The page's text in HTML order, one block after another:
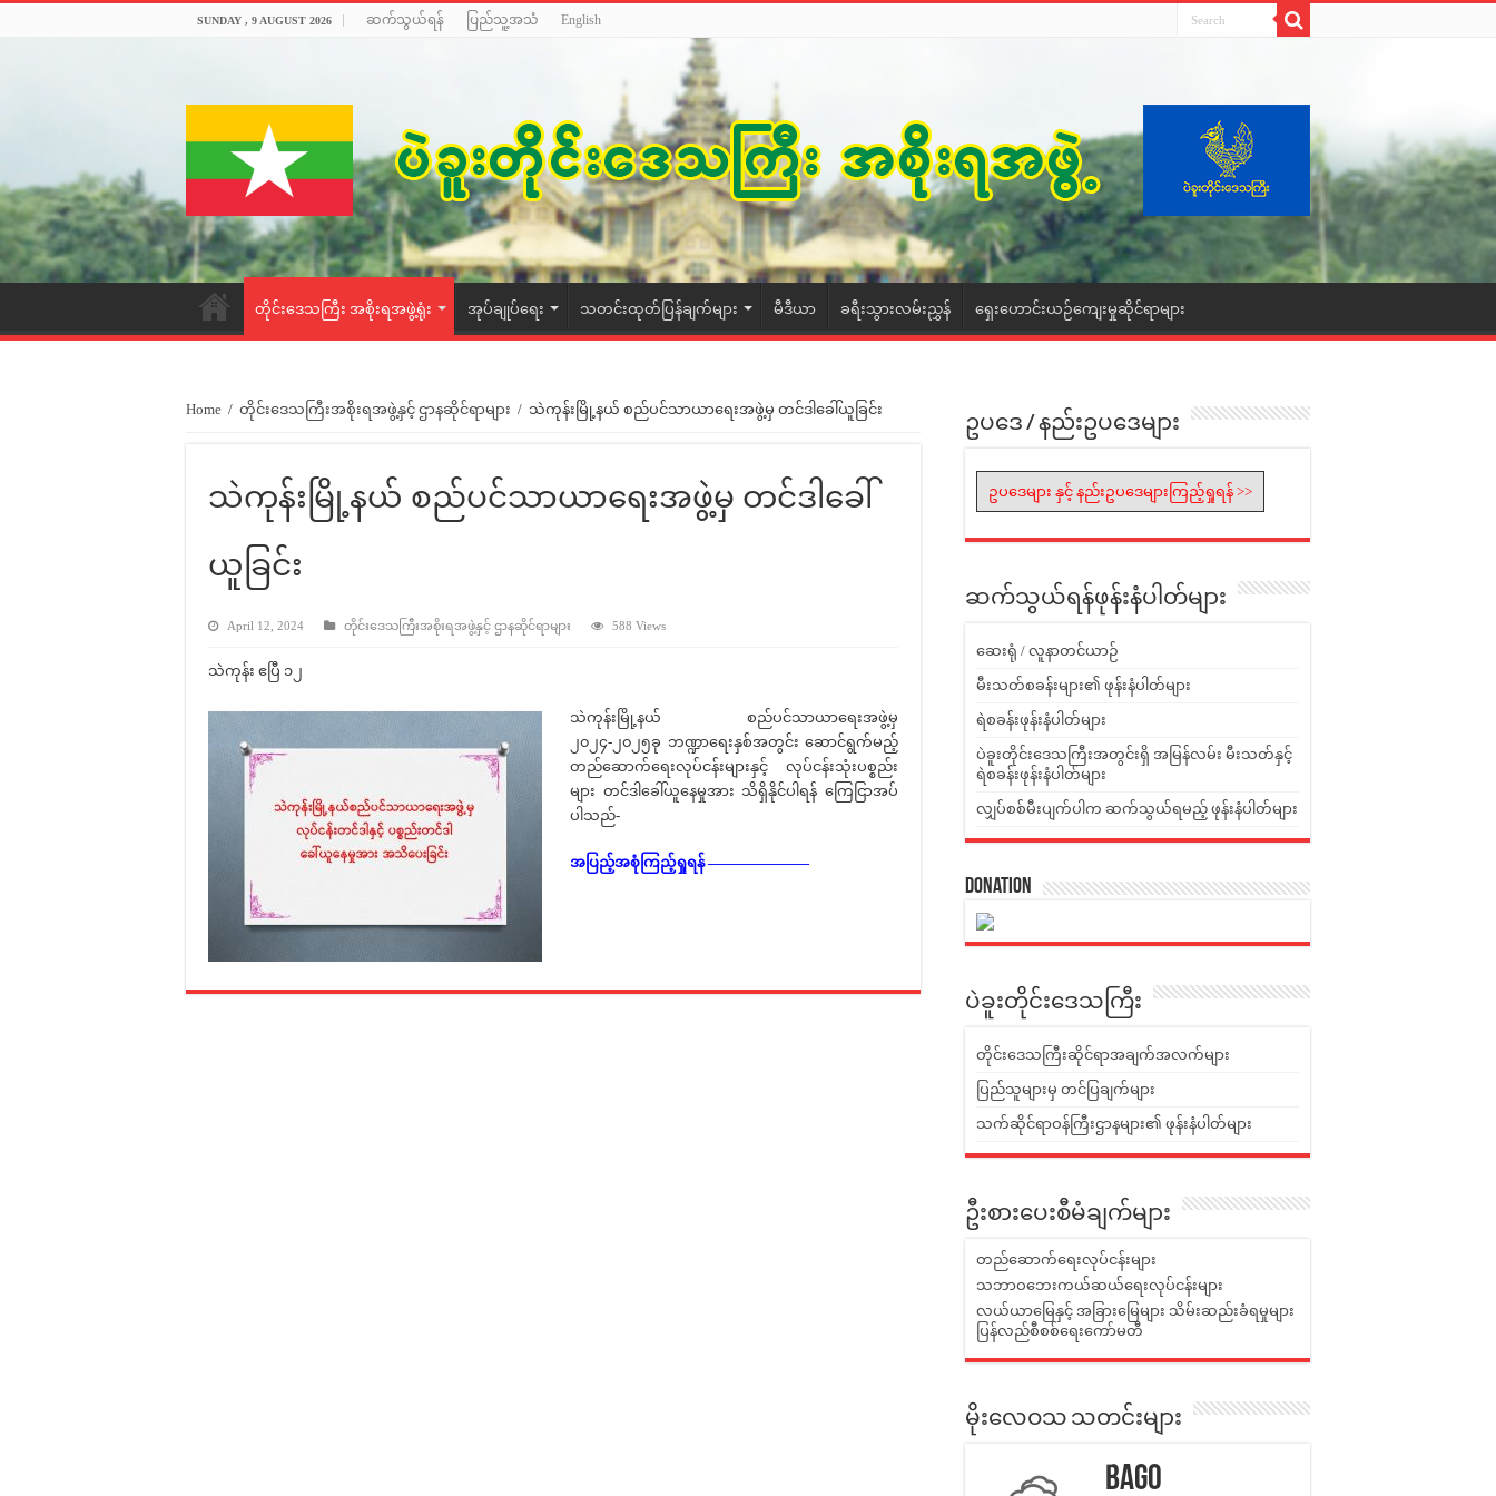
SUNDAY , 9 AUGUST 2026 ဆက်သွယ်ရန် ပြည်သူ့အသံ English
တိုင်းဒေသကြီး အစိုးရအဖွဲ့ရုံး အုပ်ချုပ်ရေး သတင်းထုတ်ပြန်ချက်များ မီဒီယာ ခရီးသွားလမ်းညွှန် ရှေးဟောင်းယဉ်ကျေးမှုဆိုင်ရာများ
Home / တိုင်းဒေသကြီးအစိုးရအဖွဲ့နှင့် ဌာနဆိုင်ရာများ / သဲကုန်းမြို့နယ် စည်ပင်သာယာရေးအဖွဲ့မှ တင်ဒါခေါ်ယူခြင်း
သဲကုန်းမြို့နယ် စည်ပင်သာယာရေးအဖွဲ့မှ တင်ဒါခေါ်
ယူခြင်း
April 12, 2024 တိုင်းဒေသကြီးအစိုးရအဖွဲ့နှင့် ဌာနဆိုင်ရာများ 588 Views
သဲကုန်း ဧပြီ ၁၂
သဲကုန်းမြို့နယ် စည်ပင်သာယာရေးအဖွဲ့မှ
၂၀၂၄-၂၀၂၅ခု ဘဏ္ဍာရေးနှစ်အတွင်း ဆောင်ရွက်မည့်
တည်ဆောက်ရေးလုပ်ငန်းများနှင့် လုပ်ငန်းသုံးပစ္စည်း
များ တင်ဒါခေါ်ယူနေမှုအား သိရှိနိုင်ပါရန် ကြေငြာအပ်
ပါသည်-
အပြည့်အစုံကြည့်ရှုရန် ———————
ဥပဒေ / နည်းဥပဒေများ
ဥပဒေများ နှင့် နည်းဥပဒေများကြည့်ရှုရန် >>
ဆက်သွယ်ရန်ဖုန်းနံပါတ်များ
ဆေးရုံ / လူနာတင်ယာဉ်
မီးသတ်စခန်းများ၏ ဖုန်းနံပါတ်များ
ရဲစခန်းဖုန်းနံပါတ်များ
ပဲခူးတိုင်းဒေသကြီးအတွင်းရှိ အမြန်လမ်း မီးသတ်နှင့်
ရဲစခန်းဖုန်းနံပါတ်များ
လျှပ်စစ်မီးပျက်ပါက ဆက်သွယ်ရမည့် ဖုန်းနံပါတ်များ
Donation
ပဲခူးတိုင်းဒေသကြီး
တိုင်းဒေသကြီးဆိုင်ရာအချက်အလက်များ
ပြည်သူများမှ တင်ပြချက်များ
သက်ဆိုင်ရာဝန်ကြီးဌာနများ၏ ဖုန်းနံပါတ်များ
ဦးစားပေးစီမံချက်များ
တည်ဆောက်ရေးလုပ်ငန်းများ
သဘာဝဘေးကယ်ဆယ်ရေးလုပ်ငန်းများ
လယ်ယာမြေနှင့် အခြားမြေများ သိမ်းဆည်းခံရမှုများ
ပြန်လည်စီစစ်ရေးကော်မတီ
မိုးလေဝသ သတင်းများ
Bago